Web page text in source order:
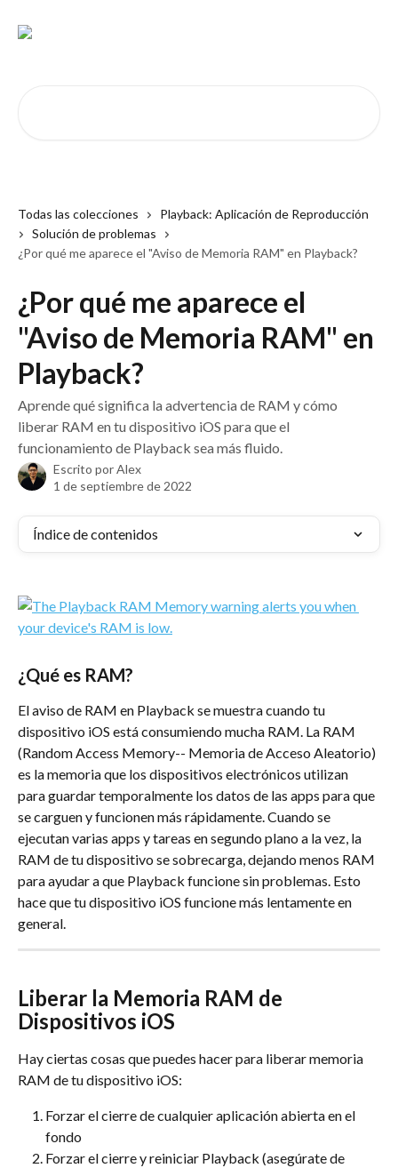
Todas las colecciones
Playback: Aplicación de Reproducción
Solución de problemas
¿Por qué me aparece el "Aviso de Memoria RAM" en Playback?
¿Por qué me aparece el
"Aviso de Memoria RAM" en
Playback?
Aprende qué significa la advertencia de RAM y cómo
liberar RAM en tu dispositivo iOS para que el
funcionamiento de Playback sea más fluido.
Escrito porAlex
1 de septiembre de 2022
Índice de contenidos
¿Qué es RAM?
El aviso de RAM en Playback se muestra cuando tu
dispositivo iOS está consumiendo mucha RAM. La RAM
(Random Access Memory-- Memoria de Acceso Aleatorio)
es la memoria que los dispositivos electrónicos utilizan
para guardar temporalmente los datos de las apps para que
se carguen y funcionen más rápidamente. Cuando se
ejecutan varias apps y tareas en segundo plano a la vez, la
RAM de tu dispositivo se sobrecarga, dejando menos RAM
para ayudar a que Playback funcione sin problemas. Esto
hace que tu dispositivo iOS funcione más lentamente en
general.
Liberar la Memoria RAM de
Dispositivos iOS
Hay ciertas cosas que puedes hacer para liberar memoria
RAM de tu dispositivo iOS:
Forzar el cierre de cualquier aplicación abierta en el
fondo
Forzar el cierre y reiniciar Playback (asegúrate de